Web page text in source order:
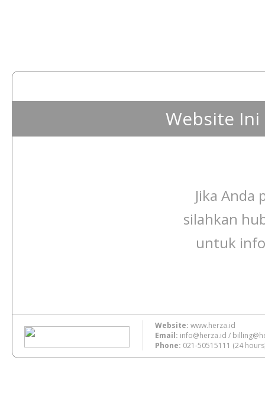
Website Ini
Jika Anda
silahkan
untuk
Website: www.herza.id
Email: info@herza.id /
Phone: 021-50515111 (24